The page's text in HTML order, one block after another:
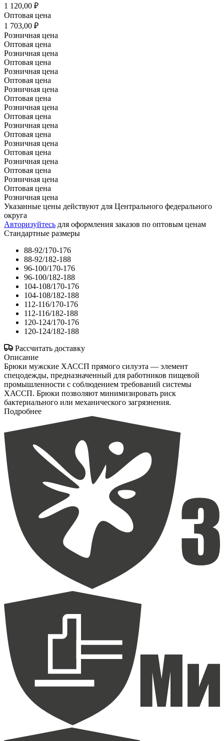
1 120,00 ₽
Оптовая цена
1 703,00 ₽
Розничная цена
Оптовая цена
Розничная цена
Оптовая цена
Розничная цена
Оптовая цена
Розничная цена
Оптовая цена
Розничная цена
Оптовая цена
Розничная цена
Оптовая цена
Розничная цена
Оптовая цена
Розничная цена
Оптовая цена
Розничная цена
Оптовая цена
Розничная цена
Указанные цены действуют для Центрального федерального
округа
Авторизуйтесь для оформления заказов по оптовым ценам
Стандартные размеры
88-92/170-176
88-92/182-188
96-100/170-176
96-100/182-188
104-108/170-176
104-108/182-188
112-116/170-176
112-116/182-188
120-124/170-176
120-124/182-188
Рассчитать доставку
Описание
Брюки мужские ХАССП прямого силуэта — элемент
спецодежды, предназначенный для работников пищевой
промышленности с соблюдением требований системы
ХАССП. Брюки позволяют минимизировать риск
бактериального или механического загрязнения.
Подробнее